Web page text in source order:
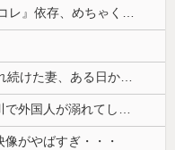
【緊急】 今の若者に急増している『コレ』依存、めちゃくちゃ深刻な模様w w w w w w w w w w
「君は彼の親じゃない」と10年言われ続けた妻、ある日から薬の管理も着替えの声かけもやめた
【動画】よく助けられたな。岐阜の川で外国人が溺れてしまう事故。
像がやばすぎ・・・